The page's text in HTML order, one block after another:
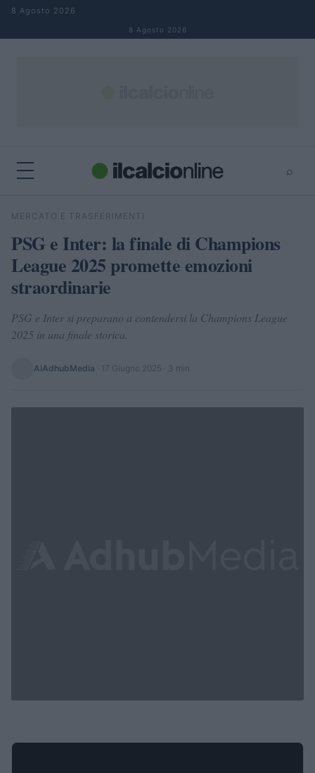
Salta al contenuto
8 Agosto 2026
8 Agosto 2026
⌕
Cerca
MERCATO E TRASFERIMENTI
PSG e Inter: la finale di Champions
League 2025 promette emozioni
straordinarie
PSG e Inter si preparano a contendersi la Champions League
2025 in una finale storica.
AiAdhubMedia 17 Giugno 2025 · 3 min